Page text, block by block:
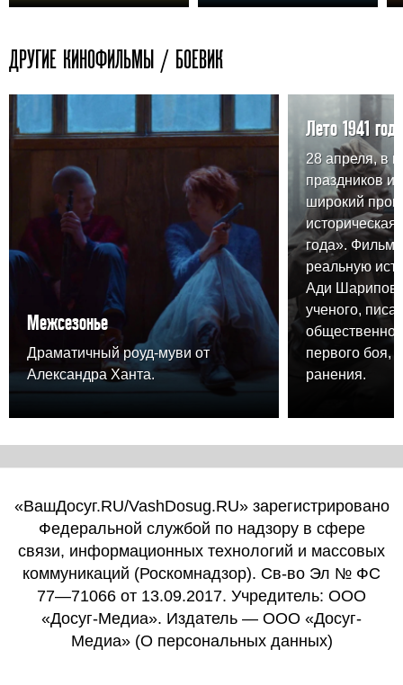
ДРУГИЕ КИНОФИЛЬМЫ / БОЕВИК
Межсезонье
Драматичный роуд-муви от
Александра Ханта.
Лето 1941 года
28 апреля, в
праздников
широкий
года». Фильм
реальную
Ади
ученого,
первого боя,
ранения.
«ВашДосуг.RU/VashDosug.RU» зарегистрировано
Федеральной службой по надзору в сфере
связи, информационных технологий и массовых
коммуникаций (Роскомнадзор). Св-во Эл № ФС
77—71066 от 13.09.2017. Учредитель: ООО
«Досуг-Медиа». Издатель — ООО «Досуг-
Медиа» (О персональных данных)